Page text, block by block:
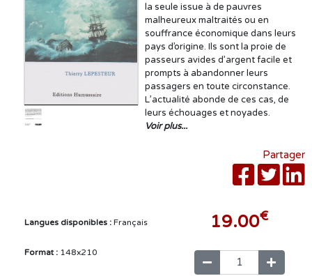
la seule issue à de pauvres
malheureux maltraités ou en
souffrance économique dans leurs
pays d’origine. Ils sont la proie de
passeurs avides d’argent facile et
prompts à abandonner leurs
passagers en toute circonstance.
L’actualité abonde de ces cas, de
leurs échouages et noyades.
Voir plus...
Partager
Langues disponibles : Français
Format : 148x210
19.00€